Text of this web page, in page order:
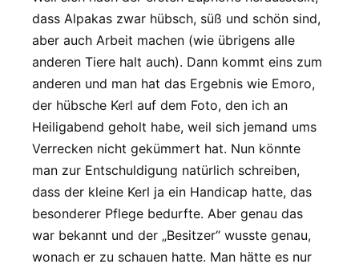
dass Alpakas zwar hübsch, süß und schön sind,
aber auch Arbeit machen (wie übrigens alle
anderen Tiere halt auch). Dann kommt eins zum
anderen und man hat das Ergebnis wie Emoro,
der hübsche Kerl auf dem Foto, den ich an
Heiligabend geholt habe, weil sich jemand ums
Verrecken nicht gekümmert hat. Nun könnte
man zur Entschuldigung natürlich schreiben,
dass der kleine Kerl ja ein Handicap hatte, das
besonderer Pflege bedurfte. Aber genau das
war bekannt und der „Besitzer“ wusste genau,
wonach er zu schauen hatte. Man hätte es nur